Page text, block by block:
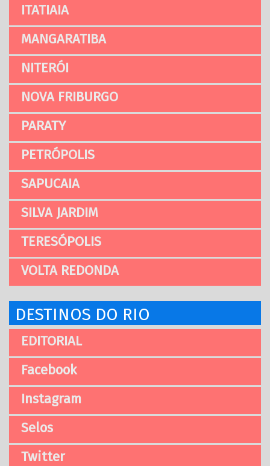
ITATIAIA
MANGARATIBA
NITERÓI
NOVA FRIBURGO
PARATY
PETRÓPOLIS
SAPUCAIA
SILVA JARDIM
TERESÓPOLIS
VOLTA REDONDA
DESTINOS DO RIO
EDITORIAL
Facebook
Instagram
Selos
Twitter